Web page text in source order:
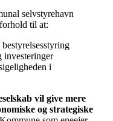
selvstyrehavn
til at:
investeringer
i
vil give mere
og strategiske